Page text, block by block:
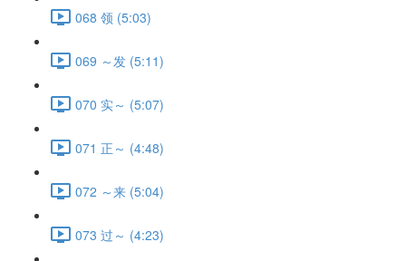
068 领 (5:03)
069 ～发 (5:11)
070 实～ (5:07)
071 正～ (4:48)
072 ～来 (5:04)
073 过～ (4:23)